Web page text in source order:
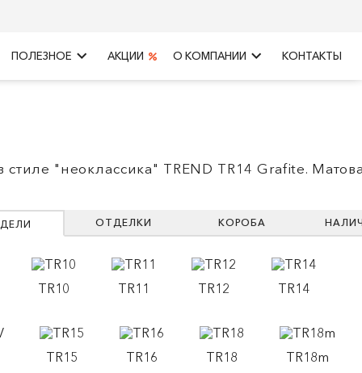
ПОЛЕЗНОЕ keyboard_arrow_right АКЦИИ О КОМПАНИИ keyboard_arrow_right КОНТАКТЫ
стиле "неоклассика" TREND TR14 Grafite.
ОТДЕЛКИ КОРОБА
TR10 TR11 TR12 TR14
TR15 TR16 TR18 TR18m